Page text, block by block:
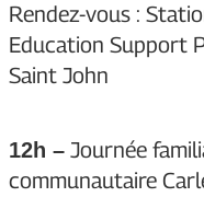
Rendez-vous :
Education Support
Saint John
12h – Journée
communautaire